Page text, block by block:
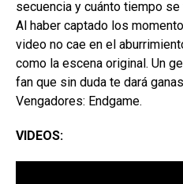
secuencia y cuánto tiempo se
Al haber captado los
video no cae en el
como la escena original. Un
fan que sin duda te dará
Vengadores: Endgame.
VIDEOS: